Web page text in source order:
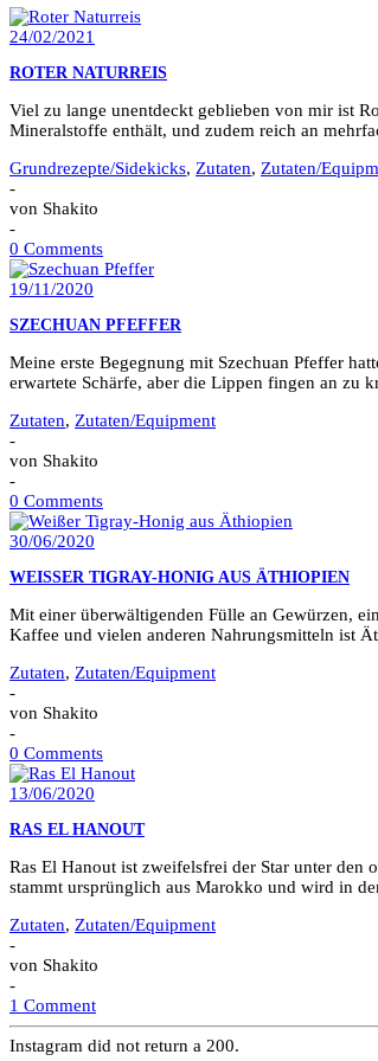
24/02/2021
ROTER NATURREIS
Viel zu lange unentdeckt geblieben von mir ist
Mineralstoffe enthält, und zudem reich an
Grundrezepte/Sidekicks, Zutaten, Zutaten/
-
von Shakito
-
0 Comments
19/11/2020
SZECHUAN PFEFFER
Meine erste Begegnung mit Szechuan Pfeffer
erwartete Schärfe, aber die Lippen fingen an zu
Zutaten, Zutaten/Equipment
-
von Shakito
-
0 Comments
30/06/2020
WEISSER TIGRAY-HONIG AUS ÄTHIOPIEN
Mit einer überwältigenden Fülle an Gewürzen,
Kaffee und vielen anderen Nahrungsmitteln ist
Zutaten, Zutaten/Equipment
-
von Shakito
-
0 Comments
13/06/2020
RAS EL HANOUT
Ras El Hanout ist zweifelsfrei der Star unter
stammt ursprünglich aus Marokko und wird in
Zutaten, Zutaten/Equipment
-
von Shakito
-
1 Comment
Instagram did not return a 200.